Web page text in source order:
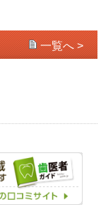
一覧へ >